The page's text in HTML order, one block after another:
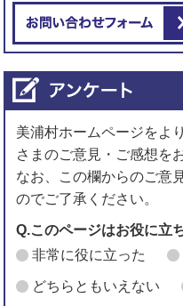
美浦村ホームページをよ
さまのご意見・ご感想を
なお、この欄からのご意
のでご了承ください。
Q.このページはお役に立
非常に役に立った
どちらともいえない